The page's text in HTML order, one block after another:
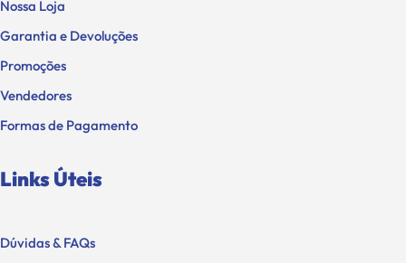
Nossa Loja
Garantia e Devoluções
Promoções
Vendedores
Formas de Pagamento
Links Úteis
Dúvidas & FAQs